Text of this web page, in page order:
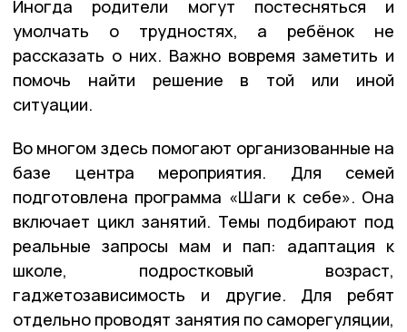
Иногда родители могут постесняться и
умолчать о трудностях, а ребёнок не
рассказать о них. Важно вовремя заметить и
помочь найти решение в той или иной
ситуации.
Во многом здесь помогают организованные на
базе центра мероприятия. Для семей
подготовлена программа «Шаги к себе». Она
включает цикл занятий. Темы подбирают под
реальные запросы мам и пап: адаптация к
школе, подростковый возраст,
гаджетозависимость и другие. Для ребят
отдельно проводят занятия по саморегуляции,